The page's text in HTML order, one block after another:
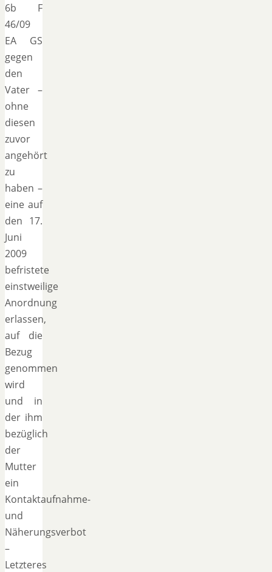
6b F
46/09
EA GS
gegen
den
Vater –
ohne
diesen
zuvor
angehört
zu
haben –
eine auf
den 17.
Juni
2009
befristete
einstweilige
Anordnung
erlassen,
auf die
Bezug
genommen
wird
und in
der ihm
bezüglich
der
Mutter
ein
Kontaktaufnahme-
und
Näherungsverbot
–
Letzteres